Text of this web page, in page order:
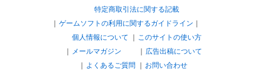
特定商取引法に関する記載
ゲームソフトの利用に関するガイドライン
個人情報について
このサイトの使い方
メールマガジン
広告出稿について
よくあるご質問
お問い合わせ